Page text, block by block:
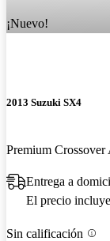
¡Nuevo!
2013 Suzuki SX4
Premium Crossover
Entrega a
El precio
Sin calificación